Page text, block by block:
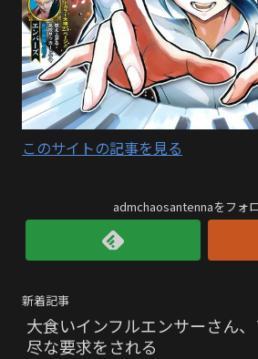
このサイトの記事を見る
admchaosantennaをフォ
新着記事
大食いインフルエンサーさん
尽な要求をされる